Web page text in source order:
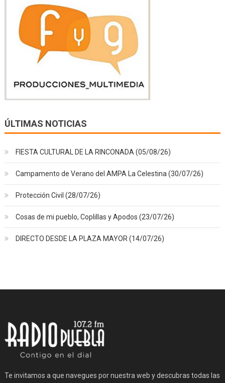
ÚLTIMAS NOTICIAS
FIESTA CULTURAL DE LA RINCONADA (05/08/26)
Campamento de Verano del AMPA La Celestina (30/07/26)
Protección Civil (28/07/26)
Cosas de mi pueblo, Coplillas y Apodos (23/07/26)
DIRECTO DESDE LA PLAZA MAYOR (14/07/26)
Te invitamos a que navegues por nuestra web y descubras todas las